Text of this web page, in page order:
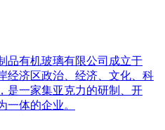
品有机玻璃有限公司成立于
经济区政治、经济、文化、科
是一家集亚克力的研制、开
一体的企业。